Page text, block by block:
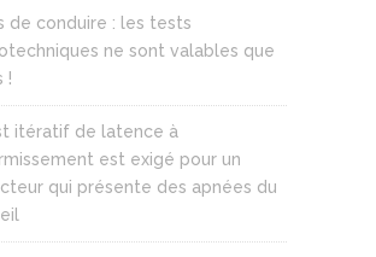
de conduire : les tests
ne sont valables que
!
itératif de latence à
est exigé pour un
qui présente des apnées du